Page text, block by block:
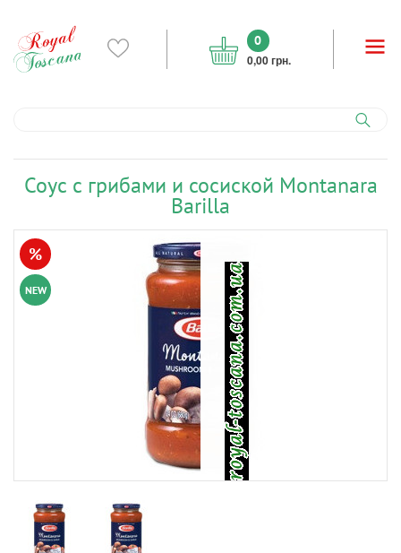
0
0,00 грн.
Соус с грибами и сосиской Montanara
Barilla
NEW
%